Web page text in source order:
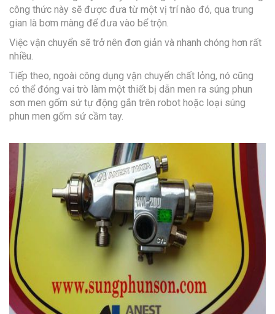
công thức này sẽ được đưa từ một vị trí nào đó, qua trung
gian là bơm màng để đưa vào bể trộn.
Việc vận chuyển sẽ trở nên đơn giản và nhanh chóng hơn rất
nhiều.
Tiếp theo, ngoài công dụng vận chuyển chất lỏng, nó cũng
có thể đóng vai trò làm một thiết bị dẫn men ra súng phun
sơn men gốm sứ tự động gắn trên robot hoặc loại súng
phun men gốm sứ cầm tay.